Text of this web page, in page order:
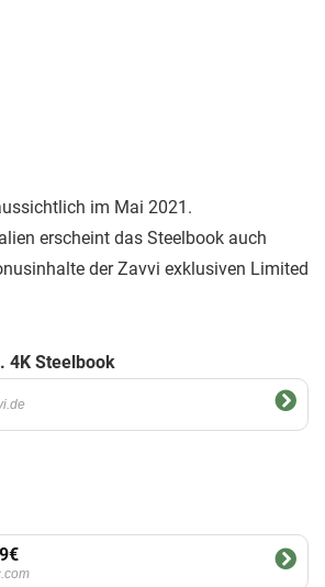
im Mai 2021.
erscheint das Steelbook auch
der Zavvi exklusiven Limited
4K Steelbook